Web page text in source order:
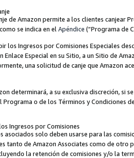
de Amazon permite a los clientes canjear
se indica en el Apéndice (“Programa de
los Ingresos por Comisiones Especiales
Enlace Especial en su Sitio, a un Sitio de
una solicitud de canje que Amazon
determinará, a su exclusiva discreción,
Programa o de los Términos y Condiciones
Ingresos por Comisiones
asociados solo deben usarse para las
tanto de Amazon Associates como de
la retención de comisiones y/o la